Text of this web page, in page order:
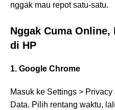
nggak mau repot satu-satu.
Nggak Cuma
di HP
1. Google Chrome
Masuk ke Settings >
Data. Pilih rentang waktu,